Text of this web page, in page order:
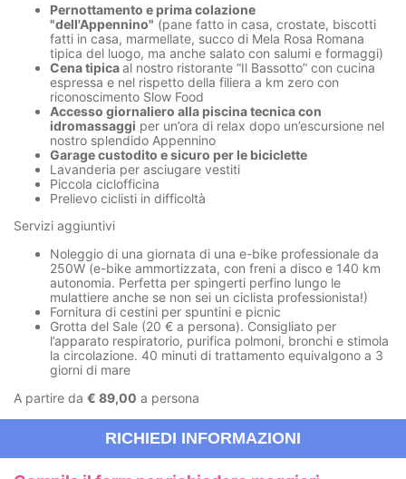
Pernottamento e prima colazione
"dell'Appennino" (pane fatto in casa, crostate, biscotti
fatti in casa, marmellate, succo di Mela Rosa Romana
tipica del luogo, ma anche salato con salumi e formaggi)
Cena tipicaal nostro ristorante “Il Bassotto” con cucina
espressa e nel rispetto della filiera a km zero con
riconoscimento Slow Food
Accesso giornaliero alla piscina tecnica con
idromassaggi per un’ora di relax dopo un’escursione nel
nostro splendido Appennino
Garage custodito e sicuro per le biciclette
Lavanderia per asciugare vestiti
Piccola ciclofficina
Prelievo ciclisti in difficoltà
Servizi aggiuntivi
Noleggio di una giornata di una e-bike professionale da
250W (e-bike ammortizzata, con freni a disco e 140 km
autonomia. Perfetta per spingerti perfino lungo le
mulattiere anche se non sei un ciclista professionista!)
Fornitura di cestini per spuntini e picnic
Grotta del Sale (20 € a persona). Consigliato per
l’apparato respiratorio, purifica polmoni, bronchi e stimola
la circolazione. 40 minuti di trattamento equivalgono a 3
giorni di mare
A partire da € 89,00 a persona
RICHIEDI INFORMAZIONI